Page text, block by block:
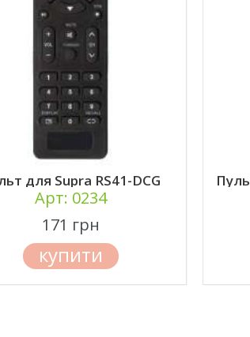
для ERGO LE40CT5020JP
Арт: 0234
171 грн
купити